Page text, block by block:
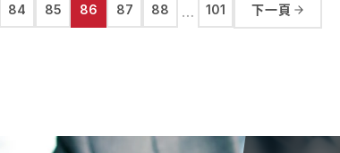
84 85 86 87 88 … 101 下一頁